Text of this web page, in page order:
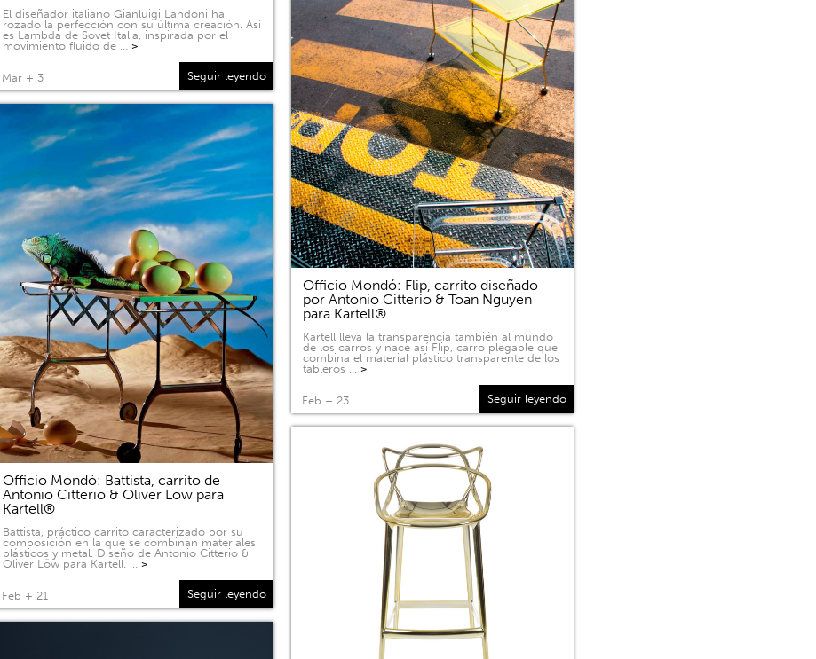
El diseñador italiano Gianluigi Landoni ha
rozado la perfección con su última creación. Así
es Lambda de Sovet Italia, inspirada por el
movimiento fluido de … >
Mar + 3 Seguir leyendo
Officio Mondó: Flip, carrito diseñado
por Antonio Citterio & Toan Nguyen
para Kartell®
Kartell lleva la transparencia también al mundo
de los carros y nace así Flip, carro plegable que
combina el material plástico transparente de los
tableros … >
Feb + 23 Seguir leyendo
Officio Mondó: Battista, carrito de
Antonio Citterio & Oliver Löw para
Kartell®
Battista, práctico carrito caracterizado por su
composición en la que se combinan materiales
plásticos y metal. Diseño de Antonio Citterio &
Oliver Löw para Kartell. … >
Feb + 21 Seguir leyendo